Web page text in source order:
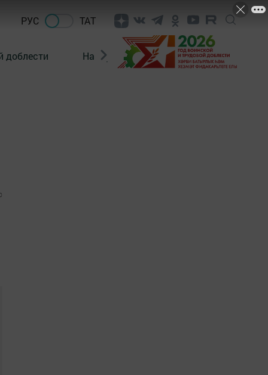
РУС ТАТ
доблести Нацпроекты Поколение будущего